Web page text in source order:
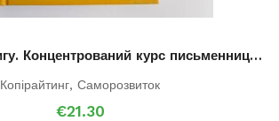
Як написати книгу. Концентрований курс письменницької майстерності
Копірайтинг, Саморозвиток
€21.30